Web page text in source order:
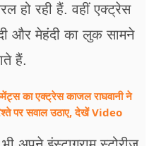
हो रही हैं. वहीं एक्ट्रेस
और मेहंदी का लुक सामने
हैं.
का एक्ट्रेस काजल राघवानी ने
पर सवाल उठाए, देखें Video